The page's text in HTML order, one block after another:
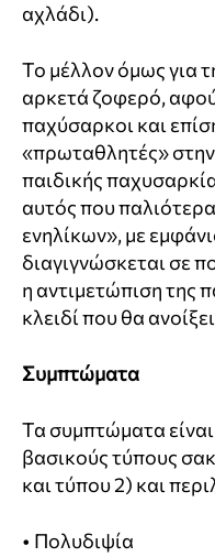
αχλάδι).
Το μέλλον όμως για
αρκετά ζοφερό,
παχύσαρκοι και
«πρωταθλητές»
παιδικής
αυτός που
ενηλίκων», με
διαγιγνώσκεται σε
η αντιμετώπιση της
κλειδί που θα
Συμπτώματα
Τα συμπτώματα
βασικούς τύπους
και τύπου 2) και
• Πολυδιψία